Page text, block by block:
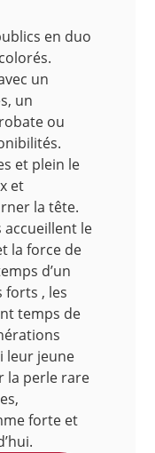
en duo
un
un
ou
et plein le
et
la tête.
accueillent le
la force de
d’un
forts , les
temps de
leur jeune
la perle rare
forte et